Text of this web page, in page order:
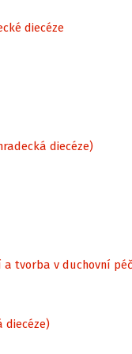
diecéze
diecéze)
a tvorba v duchovní
diecéze)